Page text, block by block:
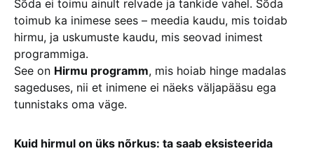
Sõda ei toimu ainult relvade ja tankide vahel. Sõda
toimub ka inimese sees – meedia kaudu, mis toidab
hirmu, ja uskumuste kaudu, mis seovad inimest
programmiga.
See on Hirmu programm, mis hoiab hinge madalas
sageduses, nii et inimene ei näeks väljapääsu ega
tunnistaks oma väge.
Kuid hirmul on üks nõrkus: ta saab eksisteerida